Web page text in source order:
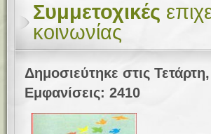
Συμμετοχικές
κοινωνίας
Δημοσιεύτηκε στις
Εμφανίσεις: 2410